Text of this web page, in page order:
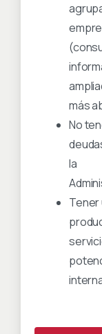
más
No
la
Tener